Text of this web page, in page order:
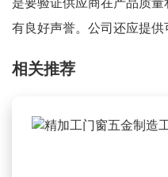
是要验证供应商在产品质
有良好声誉。公司还应提供
相关推荐